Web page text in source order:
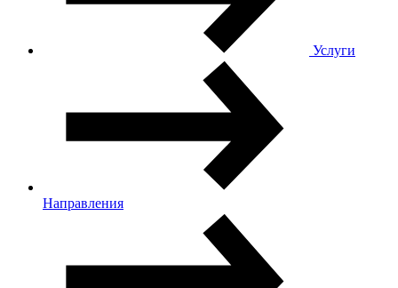
Услуги
Направления